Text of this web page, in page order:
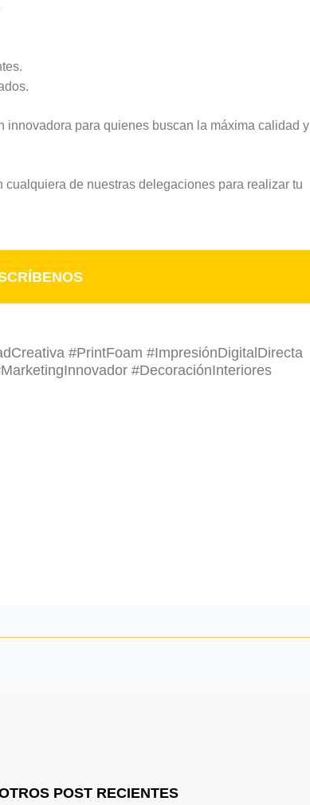
innovadora para quienes buscan la máxima calidad y
de nuestras delegaciones para realizar tu
#PrintFoam #ImpresiónDigitalDirecta
#DecoraciónInteriores
POST RECIENTES